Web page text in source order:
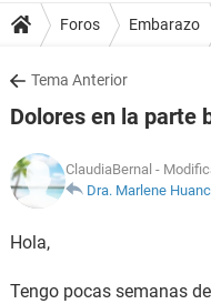
Foros Embarazo
Tema Anterior
Dolores en la parte
ClaudiaBernal -
Dra. Marlene
Hola,
Tengo pocas semanas